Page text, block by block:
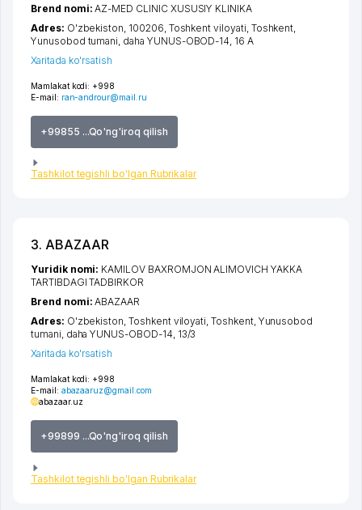
Mamlakat kodi: +998
E-mail: ran-androur@mail.ru
+99855 ...Qo'ng'iroq qilish
Tashkilot tegishli bo'lgan Rubrikalar
Brend nomi:AZ-MED CLINIC XUSUSIY KLINIKA
Adres: O'zbekiston, 100206, Toshkent viloyati, Toshkent,
Yunusobod tumani, daha YUNUS-OBOD-14, 16 А
Xaritada ko'rsatish
3. ABAZAAR
Mamlakat kodi: +998
E-mail: abazaaruz@gmail.com
abazaar.uz
+99899 ...Qo'ng'iroq qilish
Tashkilot tegishli bo'lgan Rubrikalar
Yuridik nomi: KAMILOV BAXROMJON ALIMOVICH YAKKA
TARTIBDAGI TADBIRKOR
Brend nomi:ABAZAAR
Adres: O'zbekiston,Toshkent viloyati,Toshkent, Yunusobod
tumani, daha YUNUS-OBOD-14, 13/3
Xaritada ko'rsatish